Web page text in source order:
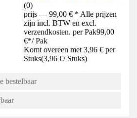
(0)
prijs — 99,00 € * Alle prijzen
zijn incl. BTW en excl.
verzendkosten. per Pak99,00
€*/ Pak
Komt overeen met 3,96 € per
Stuks(3,96 €/ Stuks)
bestelbaar